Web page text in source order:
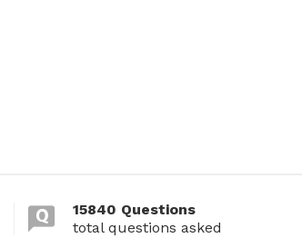
15840 Questions
total questions asked